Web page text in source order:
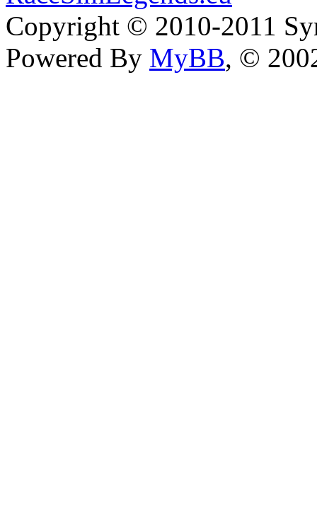
Copyright © 2010-2011
Powered By MyBB, ©